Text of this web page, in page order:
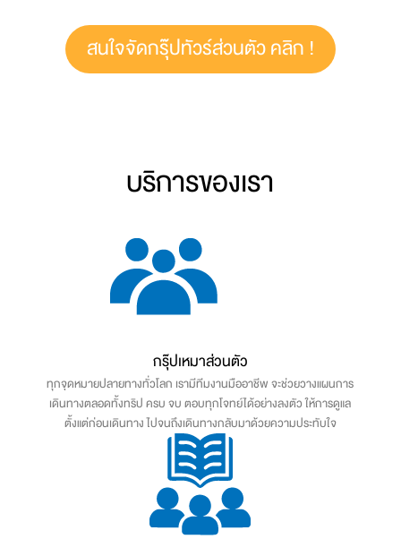
สนใจจัดกรุ๊ปทัวร์ส่วนตัว คลิก !
บริการของเรา
กรุ๊ปเหมาส่วนตัว
ทุกจุดหมายปลายทางทั่วโลก เรามีทีมงานมืออาชีพ จะช่วยวางแผนการ
เดินทางตลอดทั้งทริป ครบ จบ ตอบทุกโจทย์ได้อย่างลงตัว ให้การดูแล
ตั้งแต่ก่อนเดินทาง ไปจนถึงเดินทางกลับมาด้วยความประทับใจ